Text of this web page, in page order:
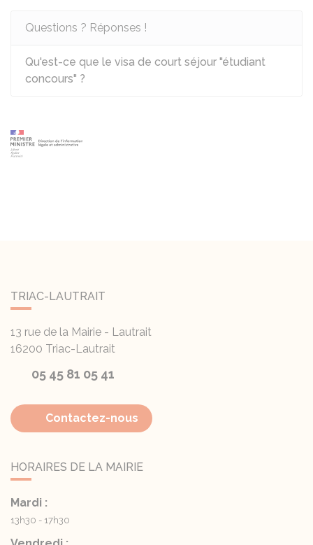
Questions ? Réponses !
Qu'est-ce que le visa de court séjour "étudiant
concours" ?
TRIAC-LAUTRAIT
13 rue de la Mairie - Lautrait
16200 Triac-Lautrait
05 45 81 05 41
Contactez-nous
HORAIRES DE LA MAIRIE
Mardi :
13h30 - 17h30